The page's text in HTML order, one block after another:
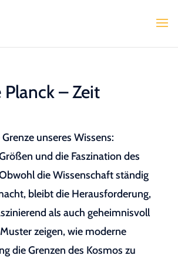
– Zeit
unseres Wissens:
und die Faszination des
die Wissenschaft ständig
bleibt die Herausforderung,
als auch geheimnisvoll
zeigen, wie moderne
die Grenzen des Kosmos zu